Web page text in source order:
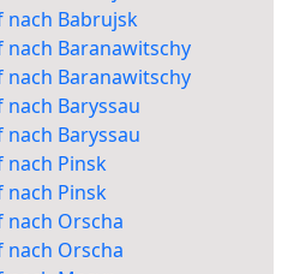
nach Babrujsk
Baranawitschy
Baranawitschy
Baryssau
Baryssau
nach Pinsk
nach Pinsk
Orscha
Orscha